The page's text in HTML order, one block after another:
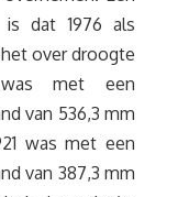
is dat 1976 als
over droogte
met een
van 536,3 mm
was met een
van 387,3 mm